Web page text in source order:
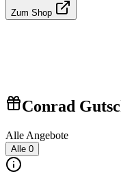
Zum Shop
Conrad
Alle Angebote
Alle 0